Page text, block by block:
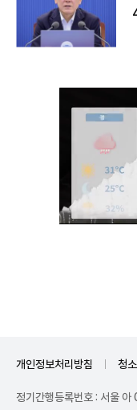
개인정보처리방침 청
정기간행등록번호 : 서울